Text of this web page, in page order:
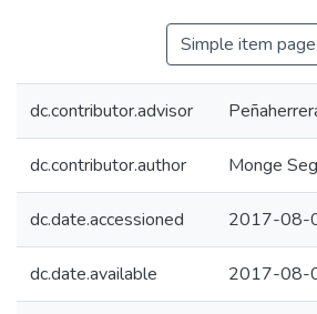
Simple item page
dc.contributor.advisor
dc.contributor.author Monge
dc.date.accessioned 2017-08-
dc.date.available 2017-08-